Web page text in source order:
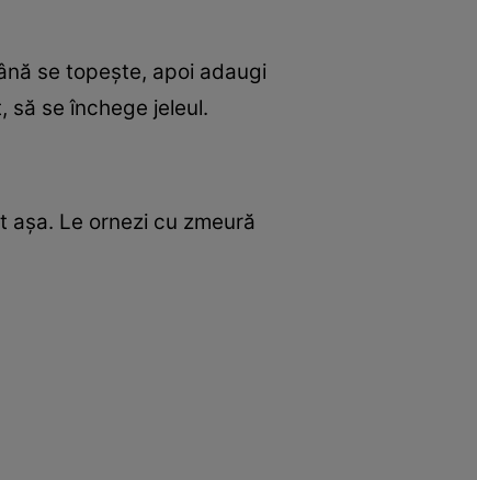
se topește, apoi adaugi
să se închege jeleul.
Le ornezi cu zmeură